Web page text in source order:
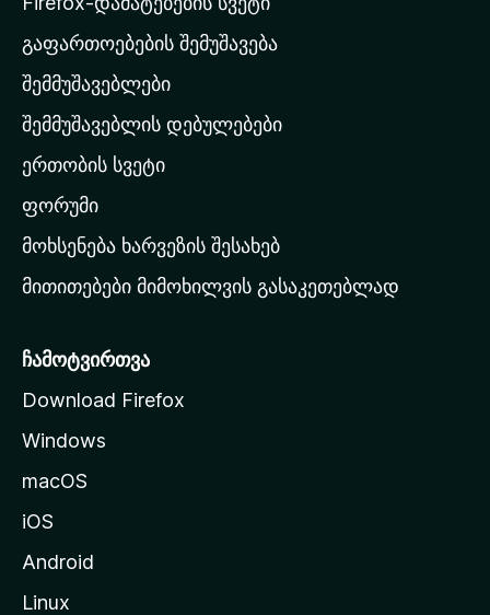
ს
მ
თ
ვ
ა
რ
ვ
რ
ზ
ე
დ
ა
გაფართოებების შემუშავება
შემმუშავებლები
შემმუშავებლის დებულებები
ერთობის სვეტი
ფორუმი
მოხსენება ხარვეზის შესახებ
მითითებები მიმოხილვის გასაკეთებლად
ჩამოტვირთვა
Download Firefox
Windows
macOS
iOS
Android
Linux